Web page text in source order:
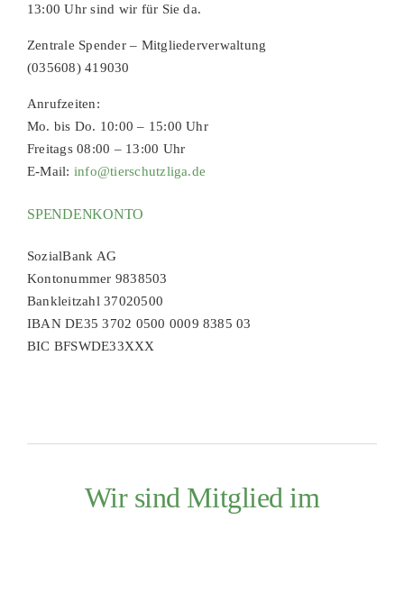
13:00 Uhr sind wir für Sie da.
Zentrale Spender – Mitgliederverwaltung
(035608) 419030
Anrufzeiten:
Mo. bis Do. 10:00 – 15:00 Uhr
Freitags 08:00 – 13:00 Uhr
E-Mail: info@tierschutzliga.de
SPENDENKONTO
SozialBank AG
Kontonummer 9838503
Bankleitzahl 37020500
IBAN DE35 3702 0500 0009 8385 03
BIC BFSWDE33XXX
Wir sind Mitglied im